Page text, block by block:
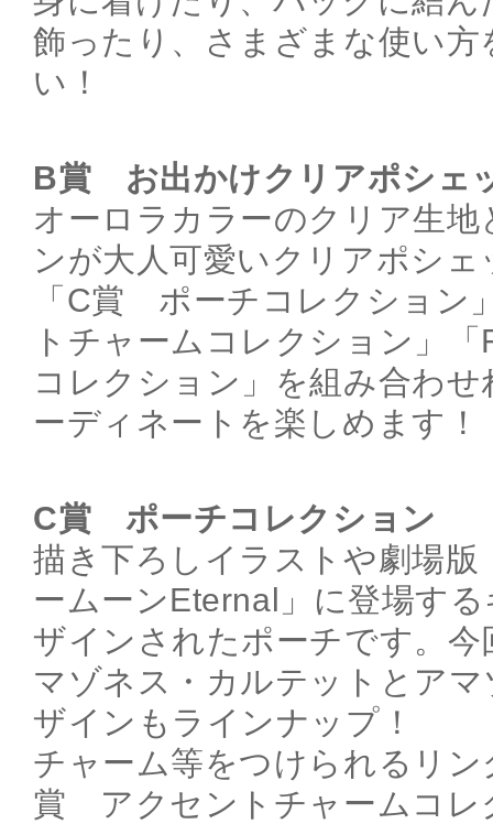
飾ったり、さまざまな使い
い！
B賞 お出かけクリアポシェ
オーロラカラーのクリア生
ンが大人可愛いクリアポシェ
「C賞 ポーチコレクショ
トチャームコレクション」
コレクション」を組み合わ
ーディネートを楽しめます！
C賞 ポーチコレクション
描き下ろしイラストや劇場版
ームーンEternal」に登場す
ザインされたポーチです。
マゾネス・カルテットとア
ザインもラインナップ！
チャーム等をつけられるリ
賞 アクセントチャームコレ